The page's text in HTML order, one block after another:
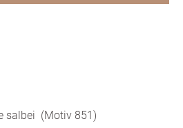
salbei (Motiv 851)